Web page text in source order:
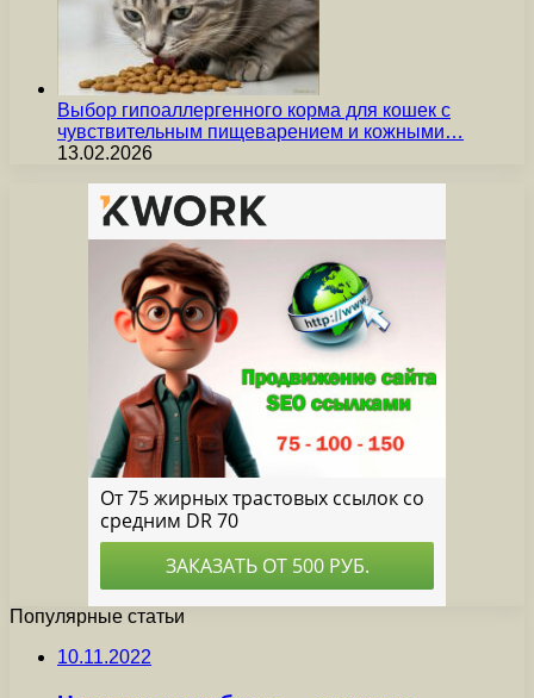
Выбор гипоаллергенного корма для кошек с
чувствительным пищеварением и кожными…
13.02.2026
Популярные статьи
10.11.2022